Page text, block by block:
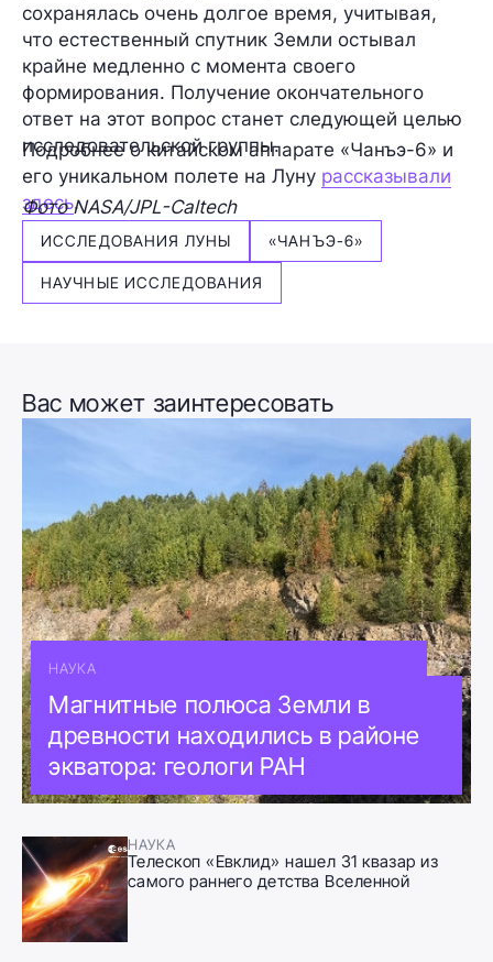
сохранялась очень долгое время, учитывая,
что естественный спутник Земли остывал
крайне медленно с момента своего
формирования. Получение окончательного
ответ на этот вопрос станет следующей целью
исследовательской группы.
Подробнее о китайском аппарате «Чанъэ-6» и
его уникальном полете на Луну рассказывали
здесь.
Фото NASA/JPL-Caltech
ИССЛЕДОВАНИЯ ЛУНЫ «ЧАНЪЭ-6»
НАУЧНЫЕ ИССЛЕДОВАНИЯ
Вас может заинтересовать
НАУКА
Магнитные полюса Земли в
древности находились в районе
экватора: геологи РАН
НАУКА
Телескоп «Евклид» нашел 31 квазар из
самого раннего детства Вселенной